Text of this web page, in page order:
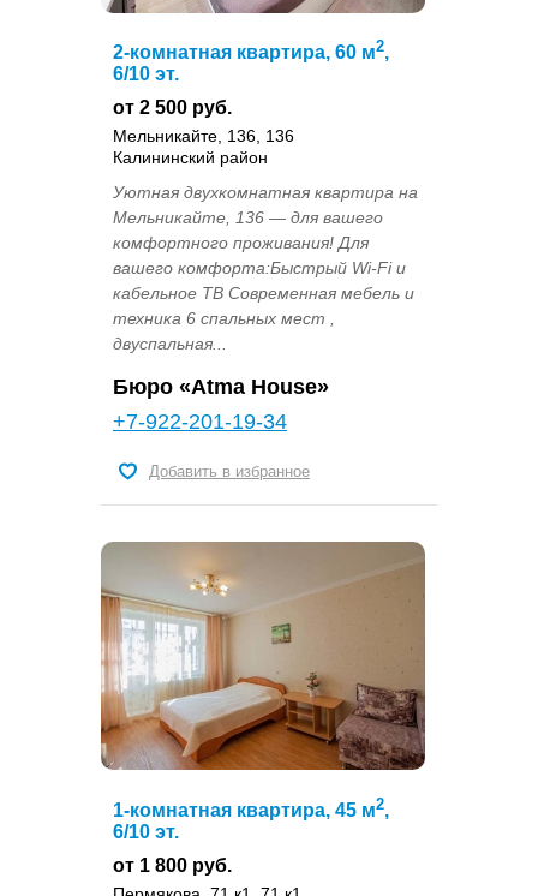
2-комнатная квартира, 60 м2,
6/10 эт.
от 2 500 руб.
Мельникайте, 136, 136
Калининский район
Уютная двухкомнатная квартира на
Мельникайте, 136 — для вашего
комфортного проживания! Для
вашего комфорта:Быстрый Wi-Fi и
кабельное ТВ Современная мебель и
техника 6 спальных мест ,
двуспальная...
Бюро «Atma House»
+7-922-201-19-34
Добавить в избранное
1-комнатная квартира, 45 м2,
6/10 эт.
от 1 800 руб.